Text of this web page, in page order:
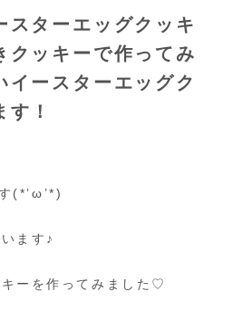
スターエッグクッキ
ッキーで作ってみ
ースターエッグク
！
(*’ω’*)
ます♪
ーを作ってみました♡